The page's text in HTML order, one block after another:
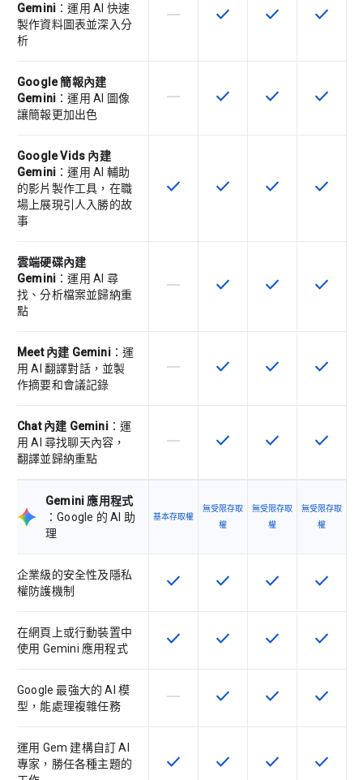
Gemini ：運用 AI 快速
製作資料圖表並深入分
析
這個 SKU 不支援這項功能
horizontal_rule 這項功能適用於該 SKU
check 這項功能適用於
check 這項功
check
Google 簡報內建
Gemini ：運用 AI 圖像
讓簡報更加出色
這個 SKU 不支援這項功能
horizontal_rule 這項功能適用於該 SKU
check 這項功能適用於
check 這項功
check
Google Vids 內建
Gemini ：運用 AI 輔助
的影片製作工具，在職
場上展現引人入勝的故
事
這項功能適用於該 SKU
check 這項功能適用於該 SKU
check 這項功能適用於
check 這項功
check
雲端硬碟內建
Gemini ：運用 AI 尋
找、分析檔案並歸納重
點
這個 SKU 不支援這項功能
horizontal_rule 這項功能適用於該 SKU
check 這項功能適用於
check 這項功
check
Meet 內建 Gemini：運
用 AI 翻譯對話，並製
作摘要和會議記錄
這個 SKU 不支援這項功能
horizontal_rule 這項功能適用於該 SKU
check 這項功能適用於
check 這項功
check
Chat 內建 Gemini：運
用 AI 尋找聊天內容，
翻譯並歸納重點
這個 SKU 不支援這項功能
horizontal_rule 這項功能適用於該 SKU
check 這項功能適用於
check 這項功
check
Gemini 應用程式
：Google 的 AI 助
理
基本存取權
無受限存取
權
無受限存取
權
無受限存取
權
企業級的安全性及隱私
權防護機制
這項功能適用於該 SKU
check 這項功能適用於該 SKU
check 這項功能適用於
check 這項功
check
在網頁上或行動裝置中
使用 Gemini 應用程式
這項功能適用於該 SKU
check 這項功能適用於該 SKU
check 這項功能適用於
check 這項功
check
Google 最強大的 AI 模
型，能處理複雜任務
這個 SKU 不支援這項功能
horizontal_rule 這項功能適用於該 SKU
check 這項功能適用於
check 這項功
check
運用 Gem 建構自訂 AI
專家，勝任各種主題的
這項功能適用於該 SKU
check 這項功能適用於該 SKU
check 這項功能適用於
check 這項功
check